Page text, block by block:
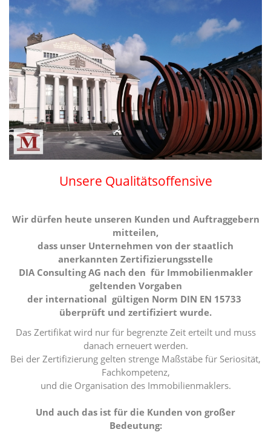
Unsere Qualitätsoffensive
Wir dürfen heute unseren Kunden und Auftraggebern
mitteilen,
dass unser Unternehmen von der staatlich
anerkannten Zertifizierungsstelle
DIA Consulting AG nach den für Immobilienmakler
geltenden Vorgaben
der international gültigen Norm DIN EN 15733
überprüft und zertifiziert wurde.
Das Zertifikat wird nur für begrenzte Zeit erteilt und muss
danach erneuert werden.
Bei der Zertifizierung gelten strenge Maßstäbe für Seriosität,
Fachkompetenz,
und die Organisation des Immobilienmaklers.
Und auch das ist für die Kunden von großer
Bedeutung: